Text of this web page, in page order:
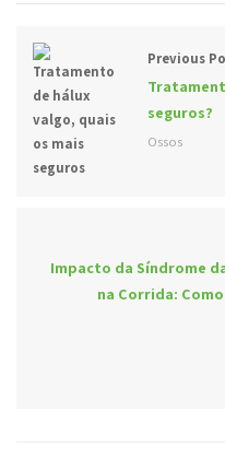
Previous
seguros?
Ossos
Impacto da Síndrome
na Corrida: